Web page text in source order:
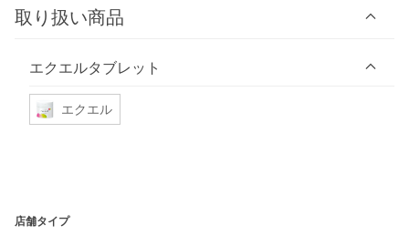
取り扱い商品
エクエルタブレット
エクエル
店舗タイプ